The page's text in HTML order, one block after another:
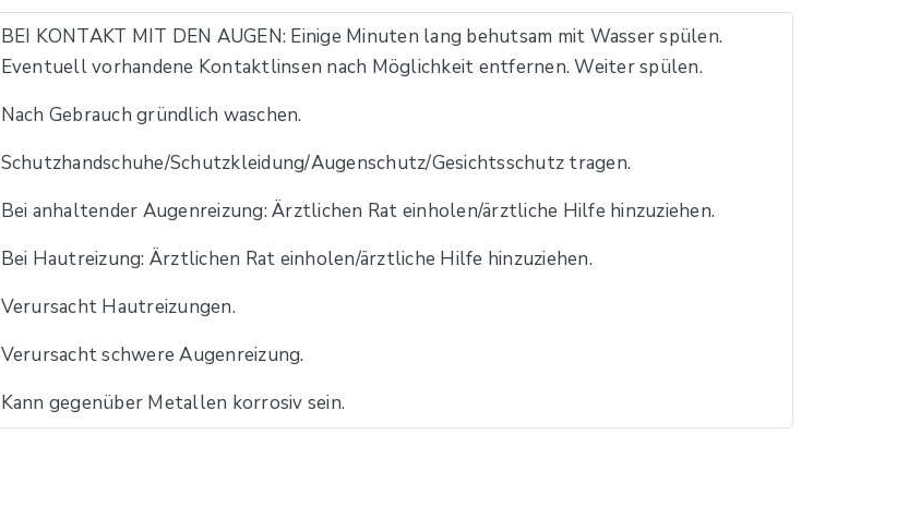
BEI KONTAKT MIT DEN AUGEN: Einige Minuten lang behutsam mit Wasser spülen.
Eventuell vorhandene Kontaktlinsen nach Möglichkeit entfernen. Weiter spülen.
Nach Gebrauch gründlich waschen.
Schutzhandschuhe/Schutzkleidung/Augenschutz/Gesichtsschutz tragen.
Bei anhaltender Augenreizung: Ärztlichen Rat einholen/ärztliche Hilfe hinzuziehen.
Bei Hautreizung: Ärztlichen Rat einholen/ärztliche Hilfe hinzuziehen.
Verursacht Hautreizungen.
Verursacht schwere Augenreizung.
Kann gegenüber Metallen korrosiv sein.